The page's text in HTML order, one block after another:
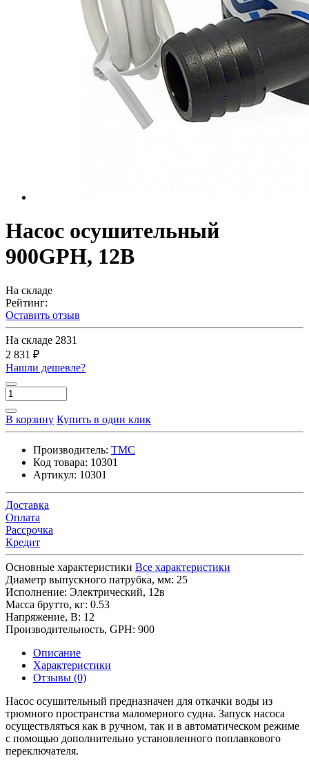
Насос осушительный
900GPH, 12В
На складе
Рейтинг:
Оставить отзыв
На складе 2831
2 831 ₽
Нашли дешевле?
В корзину Купить в один клик
Производитель: TMC
Код товара: 10301
Артикул: 10301
Доставка
Оплата
Рассрочка
Кредит
Основные характеристики Все характеристики
Диаметр выпускного патрубка, мм: 25
Исполнение: Электрический, 12в
Масса брутто, кг: 0.53
Напряжение, В: 12
Производительность, GPH: 900
Описание
Характеристики
Отзывы (0)
Насос осушительный предназначен для откачки воды из
трюмного пространства маломерного судна. Запуск насоса
осуществляться как в ручном, так и в автоматическом режиме
с помощью дополнительно установленного поплавкового
переключателя.